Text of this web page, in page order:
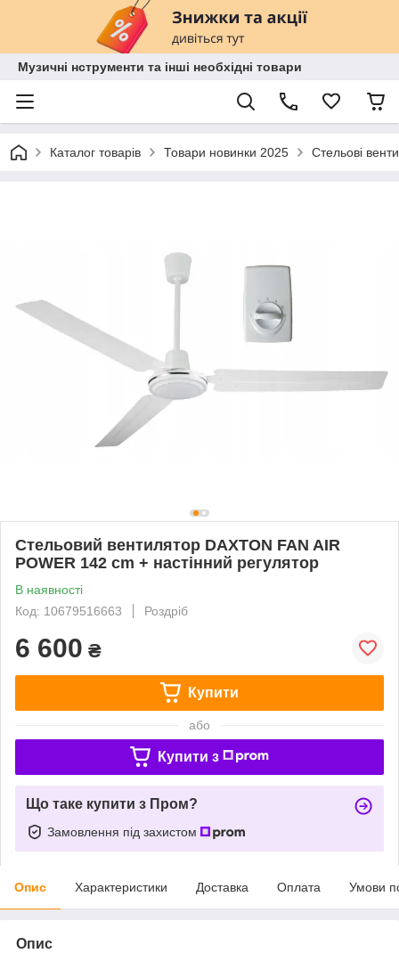
Музичні нструменти та інші необхідні товари
Каталог товарів Товари новинки 2025 Стельові
Стельовий вентилятор DAXTON FAN AIR
POWER 142 cm + настінний регулятор
В наявності
Код: 10679516663
Роздріб
6 600 ₴
Купити
або
Купити з
Що таке купити з Пром?
Замовлення під захистом
Опис Характеристики Доставка Оплата Умови
Опис